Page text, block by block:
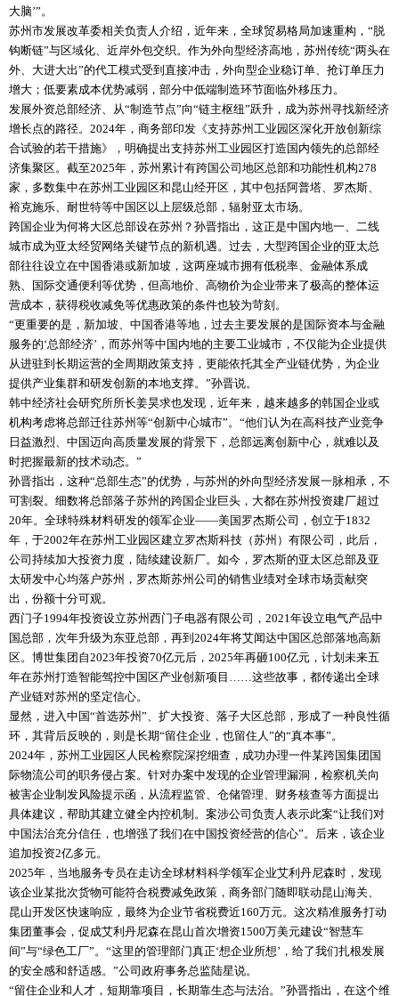
大脑’”。
苏州市发展改革委相关负责人介绍，近年来，全球贸易格局加速重构，“脱
钩断链”与区域化、近岸外包交织。作为外向型经济高地，苏州传统“两头在
外、大进大出”的代工模式受到直接冲击，外向型企业稳订单、抢订单压力
增大；低要素成本优势减弱，部分中低端制造环节面临外移压力。
发展外资总部经济、从“制造节点”向“链主枢纽”跃升，成为苏州寻找新经济
增长点的路径。2024年，商务部印发《支持苏州工业园区深化开放创新综
合试验的若干措施》，明确提出支持苏州工业园区打造国内领先的总部经
济集聚区。截至2025年，苏州累计有跨国公司地区总部和功能性机构278
家，多数集中在苏州工业园区和昆山经开区，其中包括阿普塔、罗杰斯、
裕克施乐、耐世特等中国区以上层级总部，辐射亚太市场。
跨国企业为何将大区总部设在苏州？孙晋指出，这正是中国内地一、二线
城市成为亚太经贸网络关键节点的新机遇。过去，大型跨国企业的亚太总
部往往设立在中国香港或新加坡，这两座城市拥有低税率、金融体系成
熟、国际交通便利等优势，但高地价、高物价为企业带来了极高的整体运
营成本，获得税收减免等优惠政策的条件也较为苛刻。
“更重要的是，新加坡、中国香港等地，过去主要发展的是国际资本与金融
服务的‘总部经济’，而苏州等中国内地的主要工业城市，不仅能为企业提供
从进驻到长期运营的全周期政策支持，更能依托其全产业链优势，为企业
提供产业集群和研发创新的本地支撑。”孙晋说。
韩中经济社会研究所所长姜昊求也发现，近年来，越来越多的韩国企业或
机构考虑将总部迁往苏州等“创新中心城市”。“他们认为在高科技产业竞争
日益激烈、中国迈向高质量发展的背景下，总部远离创新中心，就难以及
时把握最新的技术动态。”
孙晋指出，这种“总部生态”的优势，与苏州的外向型经济发展一脉相承，不
可割裂。细数将总部落子苏州的跨国企业巨头，大都在苏州投资建厂超过
20年。全球特殊材料研发的领军企业——美国罗杰斯公司，创立于1832
年，于2002年在苏州工业园区建立罗杰斯科技（苏州）有限公司，此后，
公司持续加大投资力度，陆续建设新厂。如今，罗杰斯的亚太区总部及亚
太研发中心均落户苏州，罗杰斯苏州公司的销售业绩对全球市场贡献突
出，份额十分可观。
西门子1994年投资设立苏州西门子电器有限公司，2021年设立电气产品中
国总部，次年升级为东亚总部，再到2024年将艾闻达中国区总部落地高新
区。博世集团自2023年投资70亿元后，2025年再砸100亿元，计划未来五
年在苏州打造智能驾控中国区产业创新项目……这些故事，都传递出全球
产业链对苏州的坚定信心。
显然，进入中国“首选苏州”、扩大投资、落子大区总部，形成了一种良性循
环，其背后反映的，则是长期“留住企业，也留住人”的“真本事”。
2024年，苏州工业园区人民检察院深挖细查，成功办理一件某跨国集团国
际物流公司的职务侵占案。针对办案中发现的企业管理漏洞，检察机关向
被害企业制发风险提示函，从流程监管、仓储管理、财务核查等方面提出
具体建议，帮助其建立健全内控机制。案涉公司负责人表示此案“让我们对
中国法治充分信任，也增强了我们在中国投资经营的信心”。后来，该企业
追加投资2亿多元。
2025年，当地服务专员在走访全球材料科学领军企业艾利丹尼森时，发现
该企业某批次货物可能符合税费减免政策，商务部门随即联动昆山海关、
昆山开发区快速响应，最终为企业节省税费近160万元。这次精准服务打动
集团董事会，促成艾利丹尼森在昆山首次增资1500万美元建设“智慧车
间”与“绿色工厂”。“这里的管理部门真正‘想企业所想’，给了我们扎根发展
的安全感和舒适感。”公司政府事务总监陆星说。
“留住企业和人才，短期靠项目，长期靠生态与法治。”孙晋指出，在这个维